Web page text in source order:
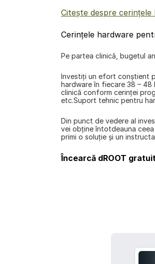
Citește despre cerințele
Cerințele hardware
Pe partea clinică, bugetul
Investiţi un efort conştient
hardware în fiecare 38 –
clinică conform cerinţei
etc.Suport tehnic pentru
Din punct de vedere al
vei obţine întotdeauna
primi o soluţie și un
Încearcă dROOT